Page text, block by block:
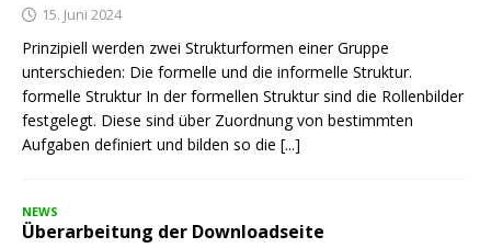
15. Juni 2024
Prinzipiell werden zwei Strukturformen einer Gruppe
unterschieden: Die formelle und die informelle Struktur.
formelle Struktur In der formellen Struktur sind die Rollenbilder
festgelegt. Diese sind über Zuordnung von bestimmten
Aufgaben definiert und bilden so die [...]
NEWS
Überarbeitung der Downloadseite